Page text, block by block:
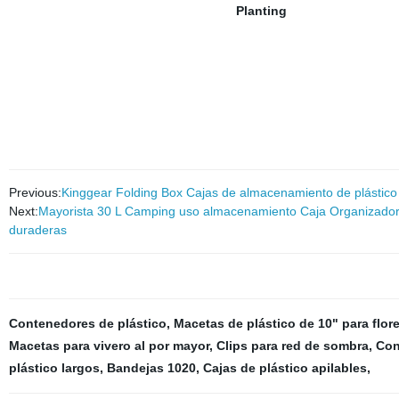
Previous:Kinggear Folding Box Cajas de almacenamiento de
Next:Mayorista 30 L Camping uso almacenamiento Caja
duraderas
Contenedores de plástico, Macetas de plástico de 10" para
Macetas para vivero al por mayor, Clips para red de sombra,
plástico largos, Bandejas 1020, Cajas de plástico apilables,